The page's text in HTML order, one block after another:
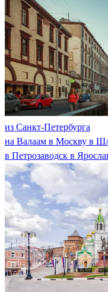
из Санкт-Петербурга
на Валаам в Москву в
в Петрозаводск в